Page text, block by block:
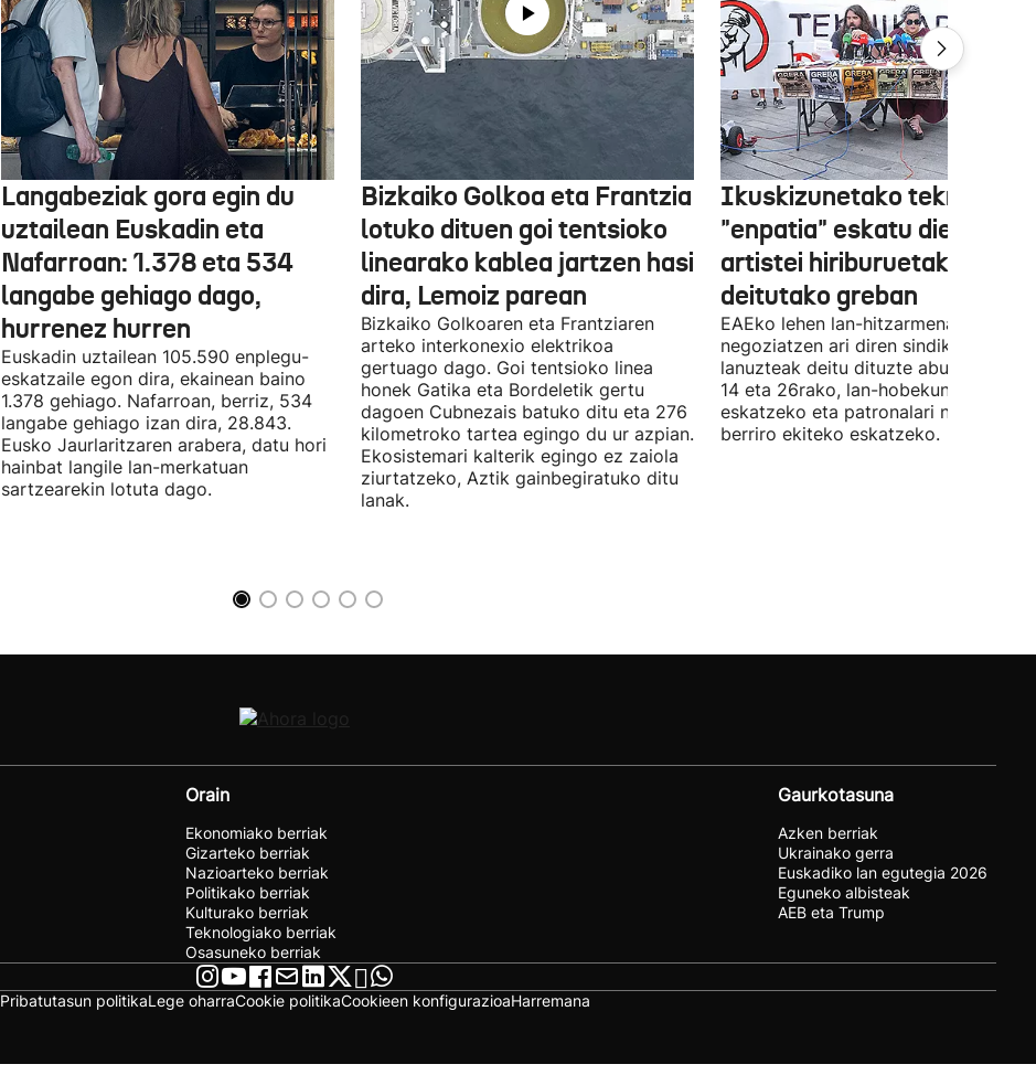
Langabeziak gora egin du
uztailean Euskadin eta
Nafarroan: 1.378 eta 534
langabe gehiago dago,
hurrenez hurren
Euskadin uztailean 105.590 enplegu-
eskatzaile egon dira, ekainean baino
1.378 gehiago. Nafarroan, berriz, 534
langabe gehiago izan dira, 28.843.
Eusko Jaurlaritzaren arabera, datu hori
hainbat langile lan-merkatuan
sartzearekin lotuta dago.
Bizkaiko Golkoa eta Frantzia
lotuko dituen goi tentsioko
linearako kablea jartzen hasi
dira, Lemoiz parean
Bizkaiko Golkoaren eta Frantziaren
arteko interkonexio elektrikoa
gertuago dago. Goi tentsioko linea
honek Gatika eta Bordeletik gertu
dagoen Cubnezais batuko ditu eta 276
kilometroko tartea egingo du ur azpian.
Ekosistemari kalterik egingo ez zaiola
ziurtatzeko, Aztik gainbegiratuko ditu
lanak.
Ikuskizunetako teknikariek
"enpatia" eskatu diete
artistei hiriburuetako
deitutako greban
EAEko lehen lan-hitzarmena
negoziatzen ari diren sindikatuek
lanuzteak deitu dituzte abuztuaren 5,
14 eta 26rako, lan-hobekuntzak
eskatzeko eta patronalari
berriro ekiteko eskatzeko.
Orain
Ekonomiako berriak
Gizarteko berriak
Nazioarteko berriak
Politikako berriak
Kulturako berriak
Teknologiako berriak
Osasuneko berriak
Gaurkotasuna
Azken berriak
Ukrainako gerra
Euskadiko lan egutegia 2026
Eguneko albisteak
AEB eta Trump
Pribatutasun politikaLege oharraCookie politikaCookieen konfigurazioaHarremana